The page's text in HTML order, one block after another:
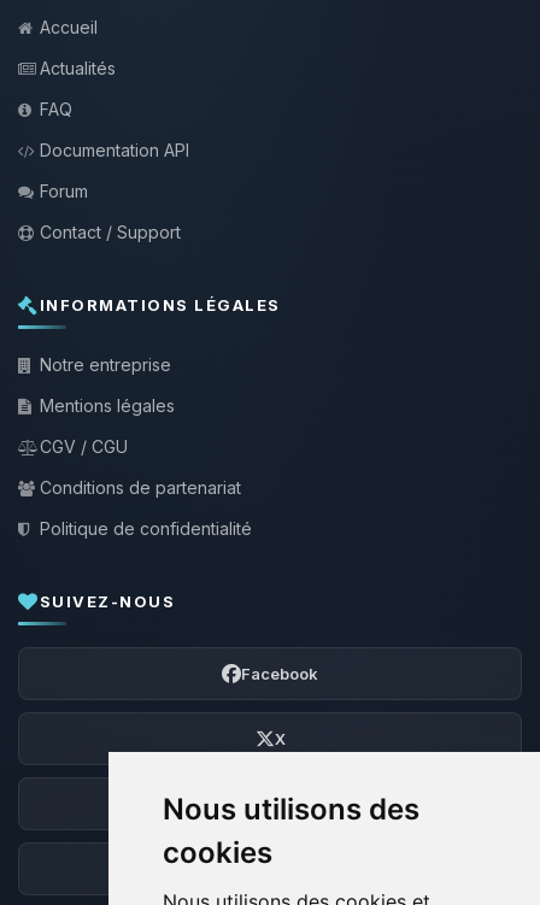
Nous utilisons des
cookies
Accueil
Actualités
FAQ
Documentation API
Forum
Contact / Support
INFORMATIONS LÉGALES
Notre entreprise
Mentions légales
CGV / CGU
Conditions de partenariat
Politique de confidentialité
SUIVEZ-NOUS
Facebook
X
Discord
Forum